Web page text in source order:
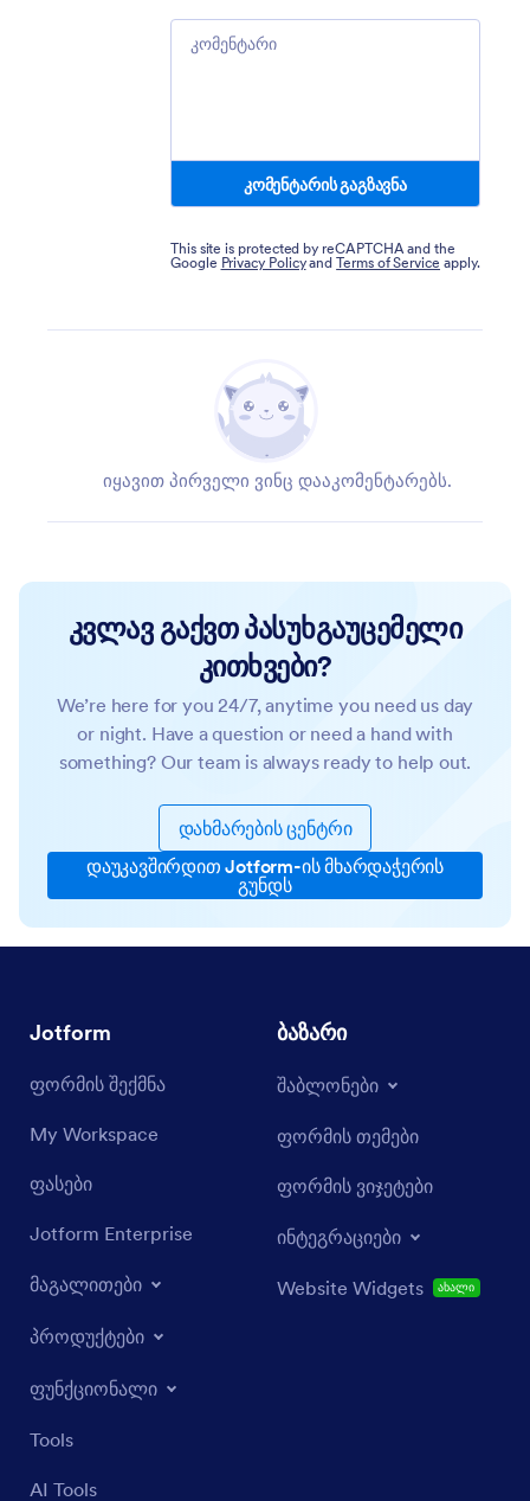
Comment
კომენტარის გაგზავნა
This site is protected by reCAPTCHA and the
Google Privacy PolicyandTerms of Service apply.
იყავით პირველი ვინც დააკომენტარებს.
კვლავ გაქვთ პასუხგაუცემელი
კითხვები?
We’re here for you 24/7, anytime you need us day
or night. Have a question or need a hand with
something? Our team is always ready to help out.
დახმარების ცენტრი
დაუკავშირდით Jotform-ის მხარდაჭერის
გუნდს
Jotform
ფორმის შექმნა
My Workspace
ფასები
Jotform Enterprise
მაგალითები
პროდუქტები
ფუნქციონალი
Tools
AI Tools
ბაზარი
შაბლონები
ფორმის თემები
ფორმის ვიჯეტები
ინტეგრაციები
Website Widgets ახალი